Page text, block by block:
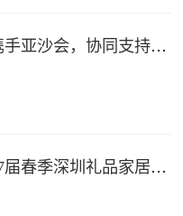
吉之礼携手亚沙会，协同支持、共襄盛举
2019第27届春季深圳礼品家居展开幕 引领礼赠行业新动向